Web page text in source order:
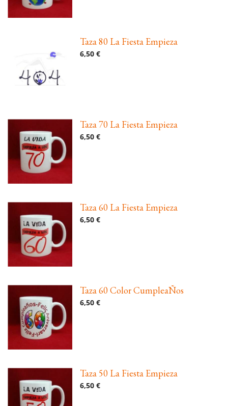
Taza 80 La Fiesta Empieza
6,50 €
Taza 70 La Fiesta Empieza
6,50 €
Taza 60 La Fiesta Empieza
6,50 €
Taza 60 Color CumpleaÑos
6,50 €
Taza 50 La Fiesta Empieza
6,50 €